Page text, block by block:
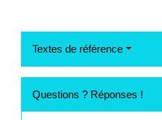
Textes de référence
Questions ? Réponses !